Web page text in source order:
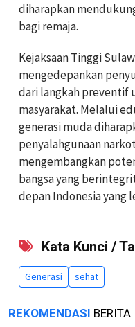
diharapkan
bagi remaja.
Kejaksaan Tinggi
mengedepankan
dari langkah preventif
masyarakat. Melalui
generasi muda
penyalahgunaan
mengembangkan
bangsa yang
depan Indonesia yang
Kata Kunci /
Generasi sehat
REKOMENDASI BERITA